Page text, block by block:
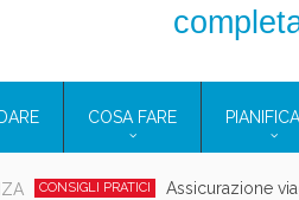
COSA FARE
CONSIGLI PRATICI Cosmetici solidi